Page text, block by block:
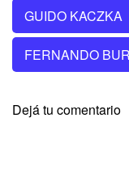
GUIDO KACZKA
FERNANDO
Dejá tu comentario